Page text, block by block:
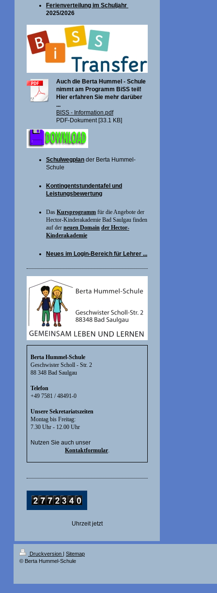
Ferienverteilung im Schuljahr
2025/2026
Auch die Berta Hummel - Schule
nimmt am Programm BiSS teil!
Hier erfahren Sie mehr darüber
...
BISS - Information.pdf
PDF-Dokument [33.1 KB]
Schulwegplan der Berta Hummel-
Schule
Kontingentstundentafel und
Leistungsbewertung
Das Kursprogramm für die Angebote der
Hector-Kinderakademie Bad Saulgau finden
auf der neuen Domain der Hector-
Kinderakademie
Neues im Login-Bereich für Lehrer ...
Berta Hummel-Schule
Geschwister Scholl - Str. 2
88 348 Bad Saulgau
Telefon
+49 7581 / 48491-0
Unsere Sekretariatszeiten
Montag bis Freitag:
7.30 Uhr - 12.00 Uhr
Nutzen Sie auch unser
Kontaktformular.
Uhrzeit jetzt
Druckversion | Sitemap
© Berta Hummel-Schule